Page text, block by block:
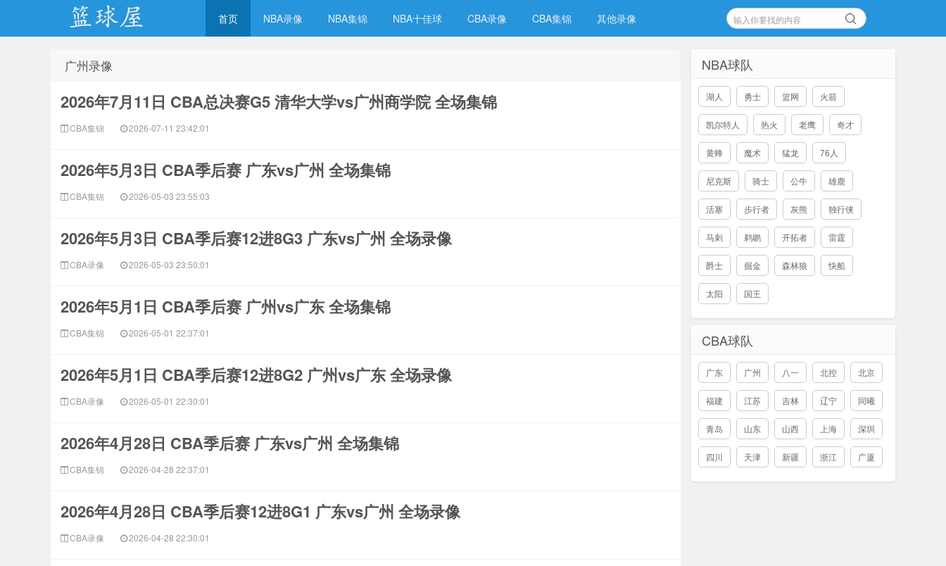
NBA录像网
首页 NBA录像 NBA集锦 NBA十佳球 CBA录像 CBA集锦 其他录像
广州录像
2026年7月11日 CBA总决赛G5 清华大学vs广州商学院 全场集锦
CBA集锦 2026-07-11 23:42:01
2026年5月3日 CBA季后赛 广东vs广州 全场集锦
CBA集锦 2026-05-03 23:55:03
2026年5月3日 CBA季后赛12进8G3 广东vs广州 全场录像
CBA录像 2026-05-03 23:50:01
2026年5月1日 CBA季后赛 广州vs广东 全场集锦
CBA集锦 2026-05-01 22:37:01
2026年5月1日 CBA季后赛12进8G2 广州vs广东 全场录像
CBA录像 2026-05-01 22:30:01
2026年4月28日 CBA季后赛 广东vs广州 全场集锦
CBA集锦 2026-04-28 22:37:01
2026年4月28日 CBA季后赛12进8G1 广东vs广州 全场录像
CBA录像 2026-04-28 22:30:01
NBA球队
湖人 勇士 篮网 火箭
凯尔特人 热火 老鹰 奇才
黄蜂 魔术 猛龙 76人
尼克斯 骑士 公牛 雄鹿
活塞 步行者 灰熊 独行侠
马刺 鹈鹕 开拓者 雷霆
爵士 掘金 森林狼 快船
太阳 国王
CBA球队
广东 广州 八一 北控 北京
福建 江苏 吉林 辽宁 同曦
青岛 山东 山西 上海 深圳
四川 天津 新疆 浙江 广厦